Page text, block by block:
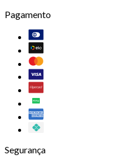
Pagamento
Segurança